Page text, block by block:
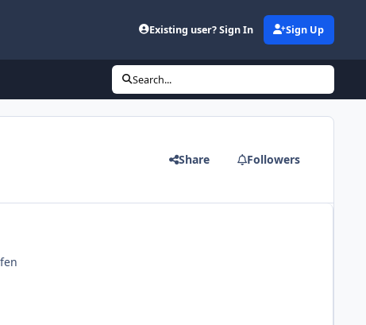
Existing user? Sign In Sign Up
Search...
Share Followers